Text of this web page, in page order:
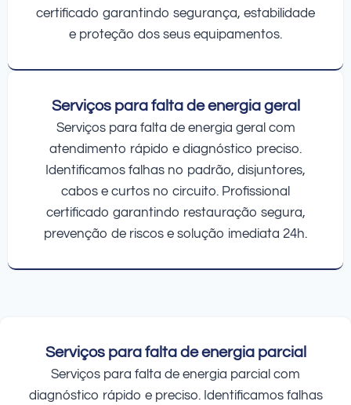
certificado garantindo segurança, estabilidade
e proteção dos seus equipamentos.
Serviços para falta de energia geral
Serviços para falta de energia geral com
atendimento rápido e diagnóstico preciso.
Identificamos falhas no padrão, disjuntores,
cabos e curtos no circuito. Profissional
certificado garantindo restauração segura,
prevenção de riscos e solução imediata 24h.
Serviços para falta de energia parcial
Serviços para falta de energia parcial com
diagnóstico rápido e preciso. Identificamos falhas